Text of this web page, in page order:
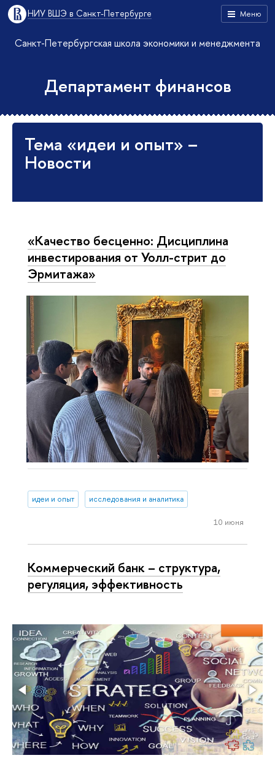
Меню
НИУ ВШЭ в Санкт-Петербурге
Санкт-Петербургская школа экономики и менеджмента
Департамент финансов
Тема «идеи и опыт» –
Новости
«Качество бесценно: Дисциплина
инвестирования от Уолл-стрит до
Эрмитажа»
идеи и опыт исследования и аналитика
10 июня
Коммерческий банк – структура,
регуляция, эффективность